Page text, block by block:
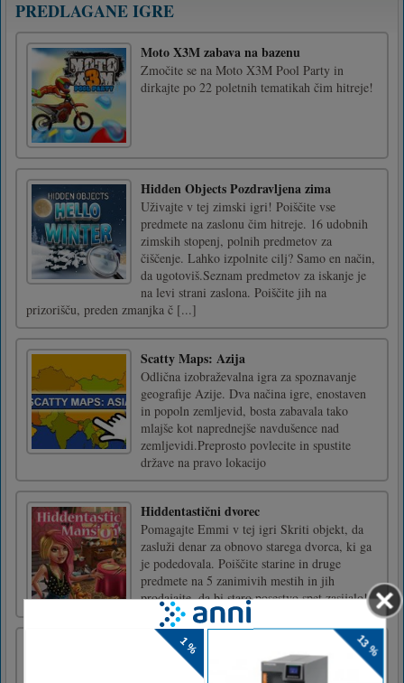
PREDLAGANE IGRE
Moto X3M zabava na bazenu
Zmočite se na Moto X3M Pool Party in
dirkajte po 22 poletnih tematikah čim hitreje!
Hidden Objects Pozdravljena zima
Uživajte v tej zimski igri! Poiščite vse
predmete na zaslonu čim hitreje. 16 udobnih
zimskih stopenj, polnih predmetov za
čiščenje. Lahko izpolnite cilj? Samo en način,
da ugotoviš.Seznam predmetov za iskanje je
na levi strani zaslona. Poiščite jih na
prizorišču, preden zmanjka č [...]
Scatty Maps: Azija
Odlična izobraževalna igra za spoznavanje
geografije Azije. Dva načina igre, enostaven
in popoln zemljevid, bosta zabavala tako
mlajše kot naprednejše navdušence nad
zemljevidi.Preprosto povlecite in spustite
države na pravo lokacijo
Hiddentastični dvorec
Pomagajte Emmi v tej igri Skriti objekt, da
zasluži denar za obnovo starega dvorca, ki ga
je podedovala. Poiščite starine in druge
predmete na 5 zanimivih mestih in jih
prodajajte, da bi staro posestvo spet zasijalo!
Obramba rastlin proti zombijem
Plants Vs Zombies Defense je klasičen svet